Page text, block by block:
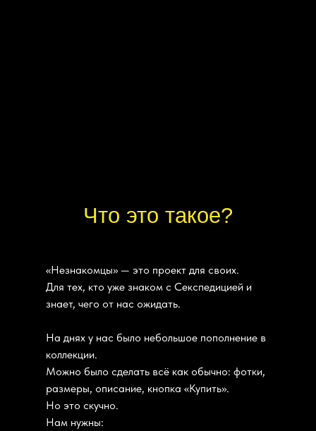
«Незнакомцы» — это проект для своих.
Для тех, кто уже знаком с Секспедицией и
знает, чего от нас ожидать.
На днях у нас было небольшое пополнение в
коллекции.
Можно было сделать всё как обычно: фотки,
размеры, описание, кнопка «Купить».
Но это скучно.
Нам нужны:
Что это такое?